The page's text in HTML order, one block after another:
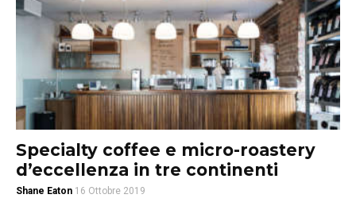
Specialty coffee e micro-roastery
d’eccellenza in tre continenti
Shane Eaton 16 Ottobre 2019